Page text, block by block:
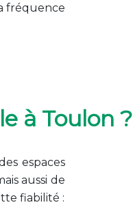
fréquence
à Toulon ?
espaces
aussi de
fiabilité :